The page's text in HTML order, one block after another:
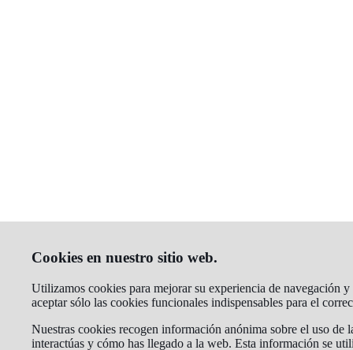
Cookies en nuestro sitio web.
Utilizamos cookies para mejorar su experiencia de navegación
aceptar sólo las cookies funcionales indispensables para el
Nuestras cookies recogen información anónima sobre el uso de
interactúas y cómo has llegado a la web. Esta información se